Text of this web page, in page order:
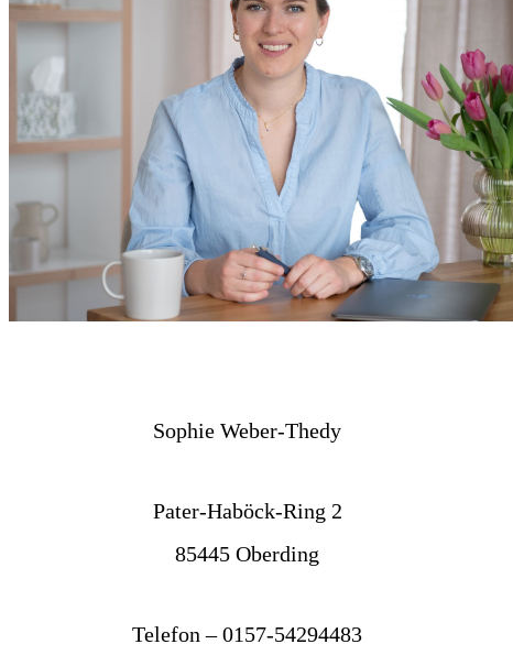
Sophie Weber-Thedy
Pater-Haböck-Ring 2
85445 Oberding
Telefon – 0157-54294483